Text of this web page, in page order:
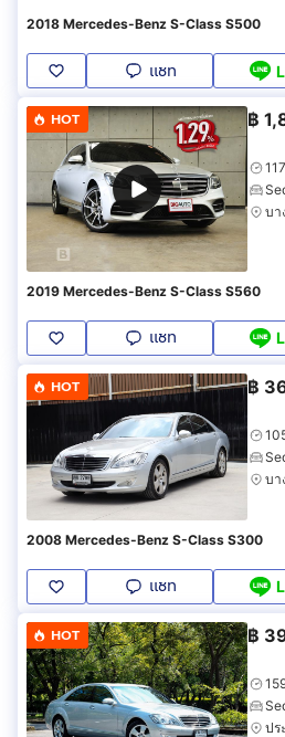
2018 Mercedes-Benz S-Class S500
แชท
HOT ฿
บา
2019 Mercedes-Benz S-Class S560
แชท
HOT ฿
บา
2008 Mercedes-Benz S-Class S300
แชท
HOT ฿
ปร